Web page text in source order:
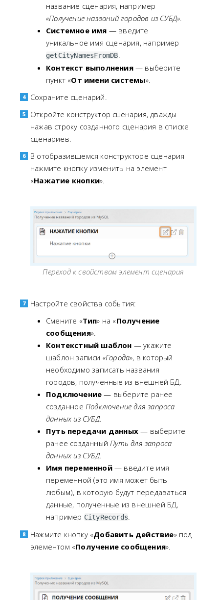
название сценария, например
«Получение названий городов из СУБД»
Системное имя — введите
уникальное имя сценария, например
getCityNamesFromDB
Контекст выполнения— выберите
пункт «От имени системы».
Сохраните сценарий.
Откройте конструктор сценария, дважды
нажав строку созданного сценария в списке
сценариев.
В отобразившемся конструкторе сценария
нажмите кнопку изменить на элемент
«Нажатие кнопки».
Переход к свойствам элемент сценария
Настройте свойства события:
Смените «Тип» на «Получение
сообщения».
Контекстный шаблон — укажите
шаблон записи «Города», в который
необходимо записать названия
городов, полученные из внешней БД.
Подключение — выберите ранее
созданное Подключение для запроса
данных из СУБД.
Путь передачи данных — выберите
ранее созданныйПуть для запроса
данных из СУБД.
Имя переменной— введите имя
переменной (это имя может быть
любым), в которую будут передаваться
данные, полученные из внешней БД,
например CityRecords.
Нажмите кнопку «Добавить действие» под
элементом «Получение сообщения».